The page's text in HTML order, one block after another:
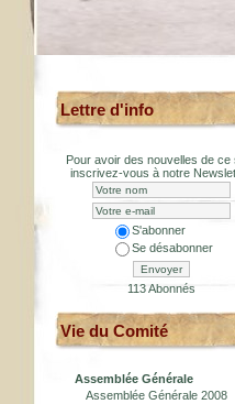
Lettre d'info
Pour avoir des nouvelles de ce
inscrivez-vous à notre
S'abonner
Se désabonner
Envoyer
113 Abonnés
Vie du Comité
Assemblée Générale
Assemblée Générale 2008